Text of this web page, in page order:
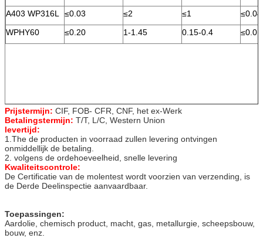
A403 WP316L
≤0.03 ≤2 ≤1
WPHY60
≤0.20 1-1.45 0.15-0.4
Prijstermijn: CIF, FOB- CFR, CNF, het ex-Werk
Betalingstermijn: T/T, L/C, Western Union
levertijd:
1.The de producten in voorraad zullen levering ontvingen
onmiddellijk de betaling.
2. volgens de ordehoeveelheid, snelle levering
Kwaliteitscontrole:
De Certificatie van de molentest wordt voorzien van verzending, is
de Derde Deelinspectie aanvaardbaar.
Toepassingen:
Aardolie, chemisch product, macht, gas, metallurgie, scheepsbouw,
bouw, enz.